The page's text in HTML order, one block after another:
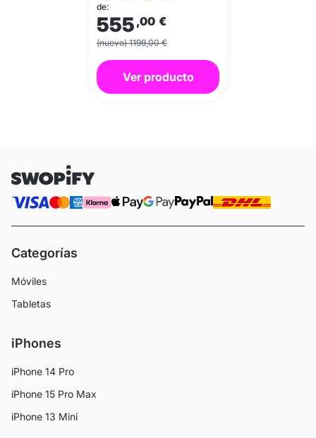
de:
555 ,00 €
(nuevo) 1199,00 €
Ver producto
Categorías
Móviles
Tabletas
iPhones
iPhone 14 Pro
iPhone 15 Pro Max
iPhone 13 Mini